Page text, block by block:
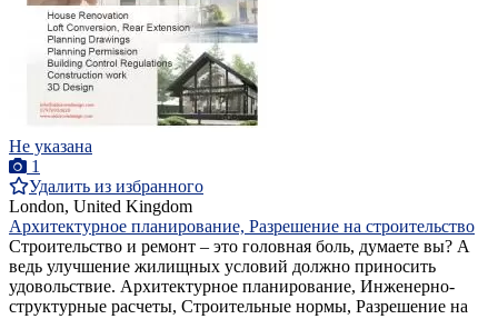
Не указана
1
Удалить из избранного
London, United Kingdom
Архитектурное планирование, Разрешение на строительство
Строительство и ремонт – это головная боль, думаете вы? А
ведь улучшение жилищных условий должно приносить
удовольствие. Архитектурное планирование, Инженерно-
структурные расчеты, Строительные нормы, Разрешение на